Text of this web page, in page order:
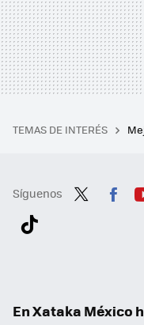
TEMAS DE INTERÉS
Síguenos
En Xataka México